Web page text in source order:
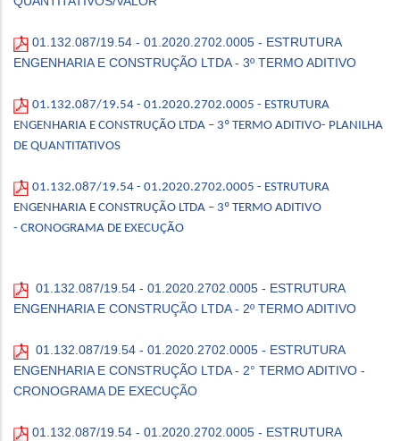
01.132.087/19.54 - 01.2020.2702.0005 - ESTRUTURA
ENGENHARIA E CONSTRUÇÃO LTDA - 3º TERMO ADITIVO
01.132.087/19.54 - 01.2020.2702.0005 - ESTRUTURA
ENGENHARIA E CONSTRUÇÃO LTDA – 3º TERMO ADITIVO- PLANILHA
DE QUANTITATIVOS
01.132.087/19.54 - 01.2020.2702.0005 - ESTRUTURA
ENGENHARIA E CONSTRUÇÃO LTDA – 3º TERMO ADITIVO
- CRONOGRAMA DE EXECUÇÃO
01.132.087/19.54 - 01.2020.2702.0005 - ESTRUTURA
ENGENHARIA E CONSTRUÇÃO LTDA - 2º TERMO ADITIVO
01.132.087/19.54 - 01.2020.2702.0005 - ESTRUTURA
ENGENHARIA E CONSTRUÇÃO LTDA - 2° TERMO ADITIVO -
CRONOGRAMA DE EXECUÇÃO
01.132.087/19.54 - 01.2020.2702.0005 - ESTRUTURA